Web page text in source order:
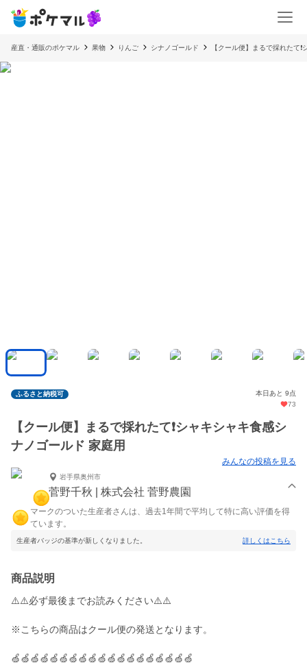
産直・通販のポケマル 果物 りんご シナノゴールド 【クール便】まるで採れたて
ふるさと納税可
本日あと 9点
73
【クール便】まるで採れたて❗️シャキシャキ食感シ
ナノゴールド 家庭用
みんなの投稿を見る
岩手県奥州市
菅野千秋 | 株式会社 菅野農園
マークのついた生産者さんは、過去1年間で平均して特に高い評価を得
ています。
生産者バッジの基準が新しくなりました。 詳しくはこちら
商品説明
⚠️⚠️必ず最後までお読みください⚠️⚠️
※こちらの商品はクール便の発送となります。
🍏🍏🍏🍏🍏🍏🍏🍏🍏🍏🍏🍏🍏🍏🍏🍏🍏🍏🍏